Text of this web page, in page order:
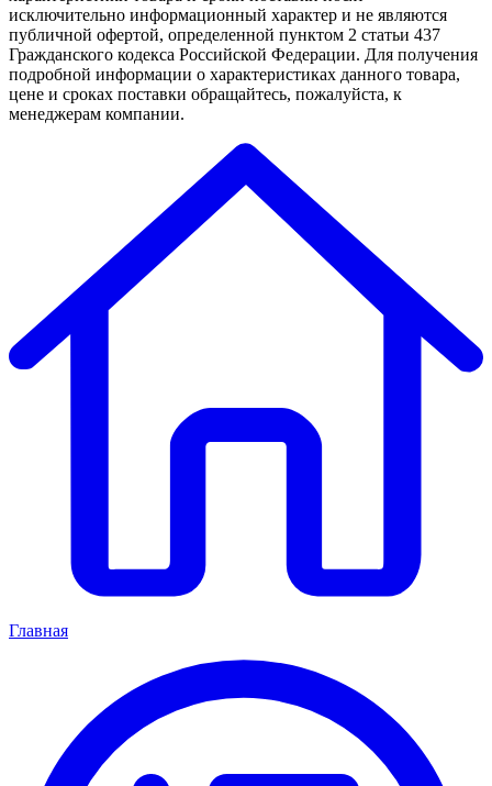
исключительно информационный характер и не являются
публичной офертой, определенной пунктом 2 статьи 437
Гражданского кодекса Российской Федерации. Для получения
подробной информации о характеристиках данного товара,
цене и сроках поставки обращайтесь, пожалуйста, к
менеджерам компании.
Главная